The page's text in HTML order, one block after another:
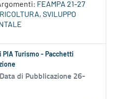
FEAMPA 21-27
SVILUPPO
PIA Turismo - Pacchetti
Data di Pubblicazione 26-